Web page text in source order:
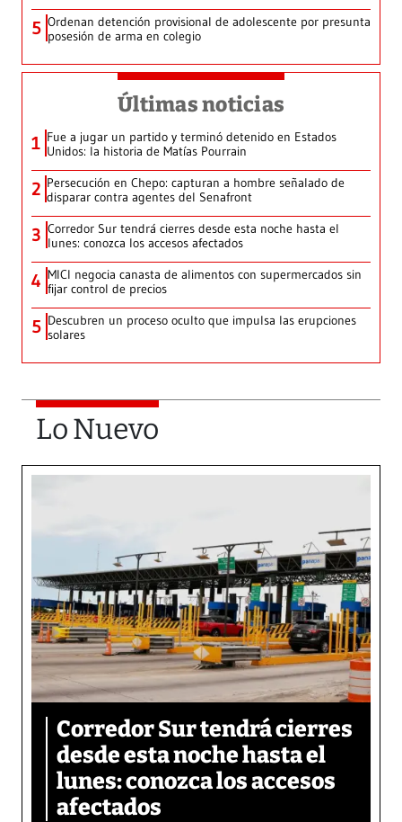
5 Ordenan detención provisional de adolescente por presunta
posesión de arma en colegio
Últimas noticias
1 Fue a jugar un partido y terminó detenido en Estados
Unidos: la historia de Matías Pourrain
2 Persecución en Chepo: capturan a hombre señalado de
disparar contra agentes del Senafront
3 Corredor Sur tendrá cierres desde esta noche hasta el
lunes: conozca los accesos afectados
4 MICI negocia canasta de alimentos con supermercados sin
fijar control de precios
5 Descubren un proceso oculto que impulsa las erupciones
solares
Lo Nuevo
Corredor Sur tendrá cierres
desde esta noche hasta el
lunes: conozca los accesos
afectados